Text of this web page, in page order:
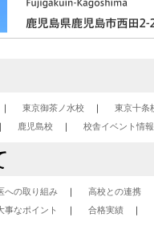
東京御茶ノ水校
東京十条
鹿児島校 校舎イベント情報
への取り組み
高校との連携
事なポイント
合格実績